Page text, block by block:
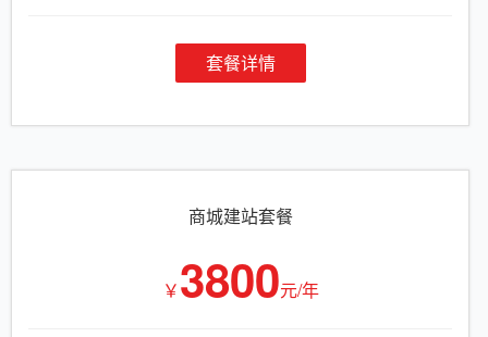
套餐详情
商城建站套餐
￥3800元/年